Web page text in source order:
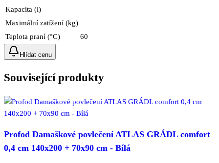
Kapacita (l)
Maximální zatížení (kg)
Teplota praní (°C)
60
Hlídat cenu
Související produkty
Profod Damaškové povlečení ATLAS GRÁDL comfort
0,4 cm 140x200 + 70x90 cm - Bílá